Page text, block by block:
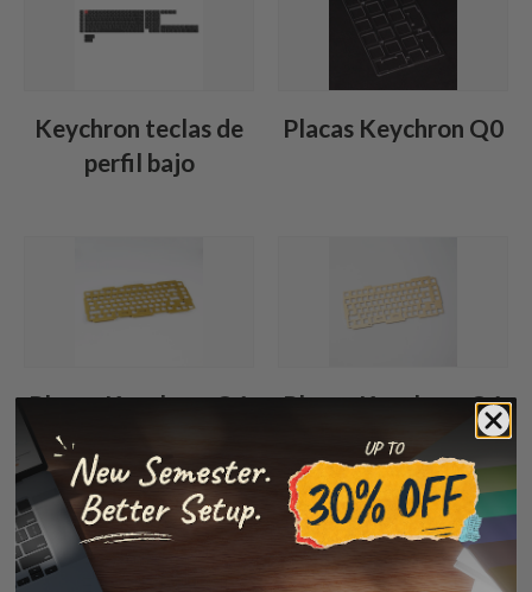
Keychron teclas de
perfil bajo
Placas Keychron Q0
Placas Keychron Q1
Placas Keychron Q1
Pro